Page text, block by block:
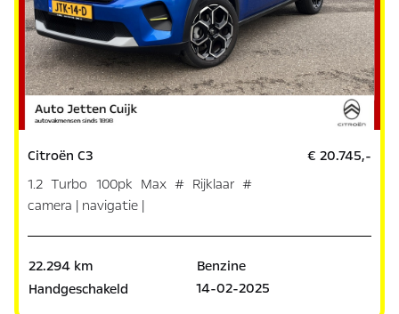
Citroën C3
1.2 Turbo 100pk Max # Rijklaar #
camera | navigatie |
€ 20.745,-
22.294 km
Benzine
Handgeschakeld
14-02-2025